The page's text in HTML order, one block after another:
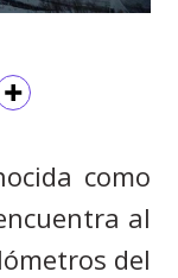
como
al
del